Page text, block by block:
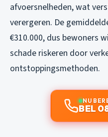
afvoersnelheden, wat
verergeren. De
€310.000, dus bewoners
schade riskeren door
ontstoppingsmethoden.
NU
BEL